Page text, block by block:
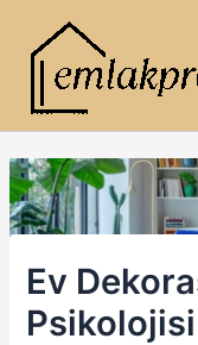
Ev
Psikolojisi